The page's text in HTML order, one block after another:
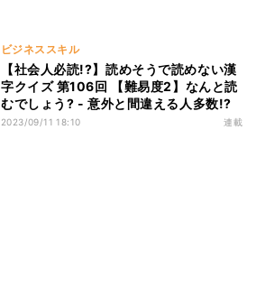
ビジネススキル
【社会人必読!?】読めそうで読めない漢
字クイズ 第106回 【難易度2】なんと読
むでしょう? - 意外と間違える人多数!?
2023/09/11 18:10 連載